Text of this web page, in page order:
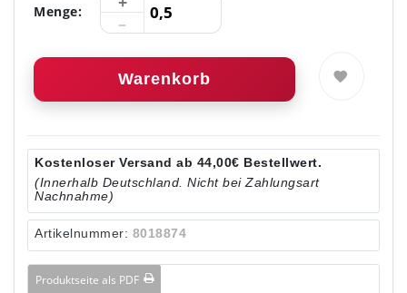
Menge:
Warenkorb
Kostenloser Versand ab 44,00€ Bestellwert.
(Innerhalb Deutschland. Nicht bei Zahlungsart
Nachnahme)
Artikelnummer: 8018874
Produktseite als PDF